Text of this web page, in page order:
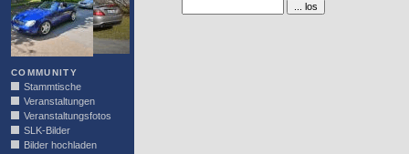
COMMUNITY
Stammtische
Veranstaltungen
Veranstaltungsfotos
SLK-Bilder
Bilder hochladen